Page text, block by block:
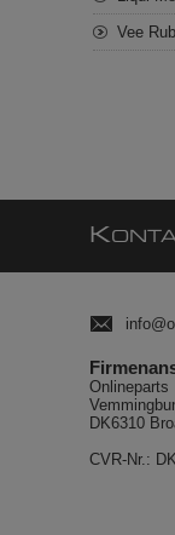
Vee
K
Onlineparts
DK6310
CVR-Nr.: